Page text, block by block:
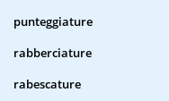
punteggiature
rabberciature
rabescature